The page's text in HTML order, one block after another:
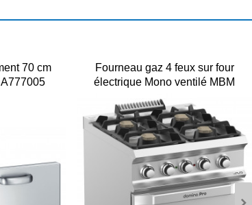
70 cm
Fourneau gaz 4 feux sur four
électrique Mono ventilé MBM
FB77FEVXS